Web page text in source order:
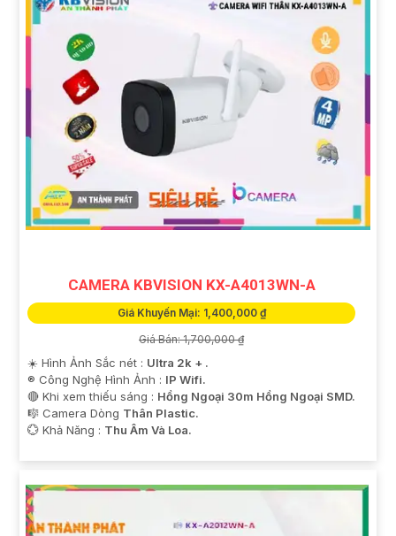
CAMERA KBVISION KX-A4013WN-A
Giá Khuyến Mại: 1,400,000 ₫
Giá Bán: 1,700,000 ₫
☀️ Hình Ảnh Sắc nét : Ultra 2k + .
®️ Công Nghệ Hình Ảnh : IP Wifi.
🔴 Khi xem thiếu sáng : Hồng Ngoại 30m Hồng Ngoại SMD.
🎼️ Camera Dòng Thân Plastic.
️💮 Khả Năng : Thu Âm Và Loa.